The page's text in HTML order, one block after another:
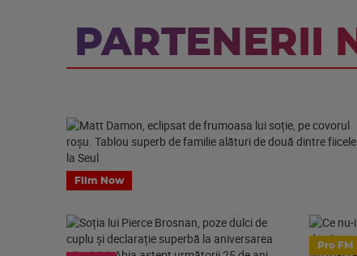
PARTENERII
Film Now
Pro FM